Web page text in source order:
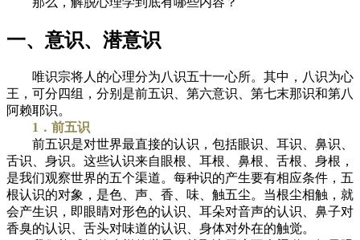
一、意识、潜意识
唯识宗将人的心理分为八识五十一心所。其中，八识为心
王，可分四组，分别是前五识、第六意识、第七末那识和第八
阿赖耶识。
1．前五识
前五识是对世界最直接的认识，包括眼识、耳识、鼻识、
舌识、身识。这些认识来自眼根、耳根、鼻根、舌根、身根，
是我们观察世界的五个渠道。每种识的产生要有相应条件，五
根认识的对象，是色、声、香、味、触五尘。当根尘相触，就
会产生识，即眼睛对形色的认识、耳朵对音声的认识、鼻子对
香臭的认识、舌头对味道的认识、身体对外在的触觉。